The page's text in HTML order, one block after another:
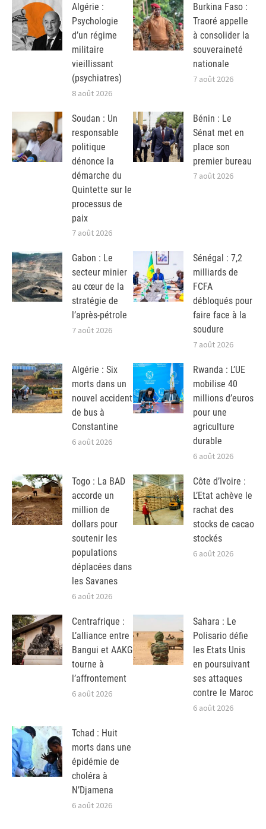
Algérie :
Psychologie
d’un régime
militaire
vieillissant
(psychiatres)
8 août 2026
Burkina Faso :
Traoré appelle
à consolider la
souveraineté
nationale
7 août 2026
Soudan : Un
responsable
politique
dénonce la
démarche du
Quintette sur le
processus de
paix
7 août 2026
Bénin : Le
Sénat met en
place son
premier bureau
7 août 2026
Gabon : Le
secteur minier
au cœur de la
stratégie de
l’après-pétrole
7 août 2026
Sénégal : 7,2
milliards de
FCFA
débloqués pour
faire face à la
soudure
7 août 2026
Algérie : Six
morts dans un
nouvel accident
de bus à
Constantine
6 août 2026
Rwanda : L’UE
mobilise 40
millions d’euros
pour une
agriculture
durable
6 août 2026
Togo : La BAD
accorde un
million de
dollars pour
soutenir les
populations
déplacées dans
les Savanes
6 août 2026
Côte d’Ivoire :
L’Etat achève le
rachat des
stocks de cacao
stockés
6 août 2026
Centrafrique :
L’alliance entre
Bangui et AAKG
tourne à
l’affrontement
6 août 2026
Sahara : Le
Polisario défie
les Etats Unis
en poursuivant
ses attaques
contre le Maroc
6 août 2026
Tchad : Huit
morts dans une
épidémie de
choléra à
N’Djamena
6 août 2026